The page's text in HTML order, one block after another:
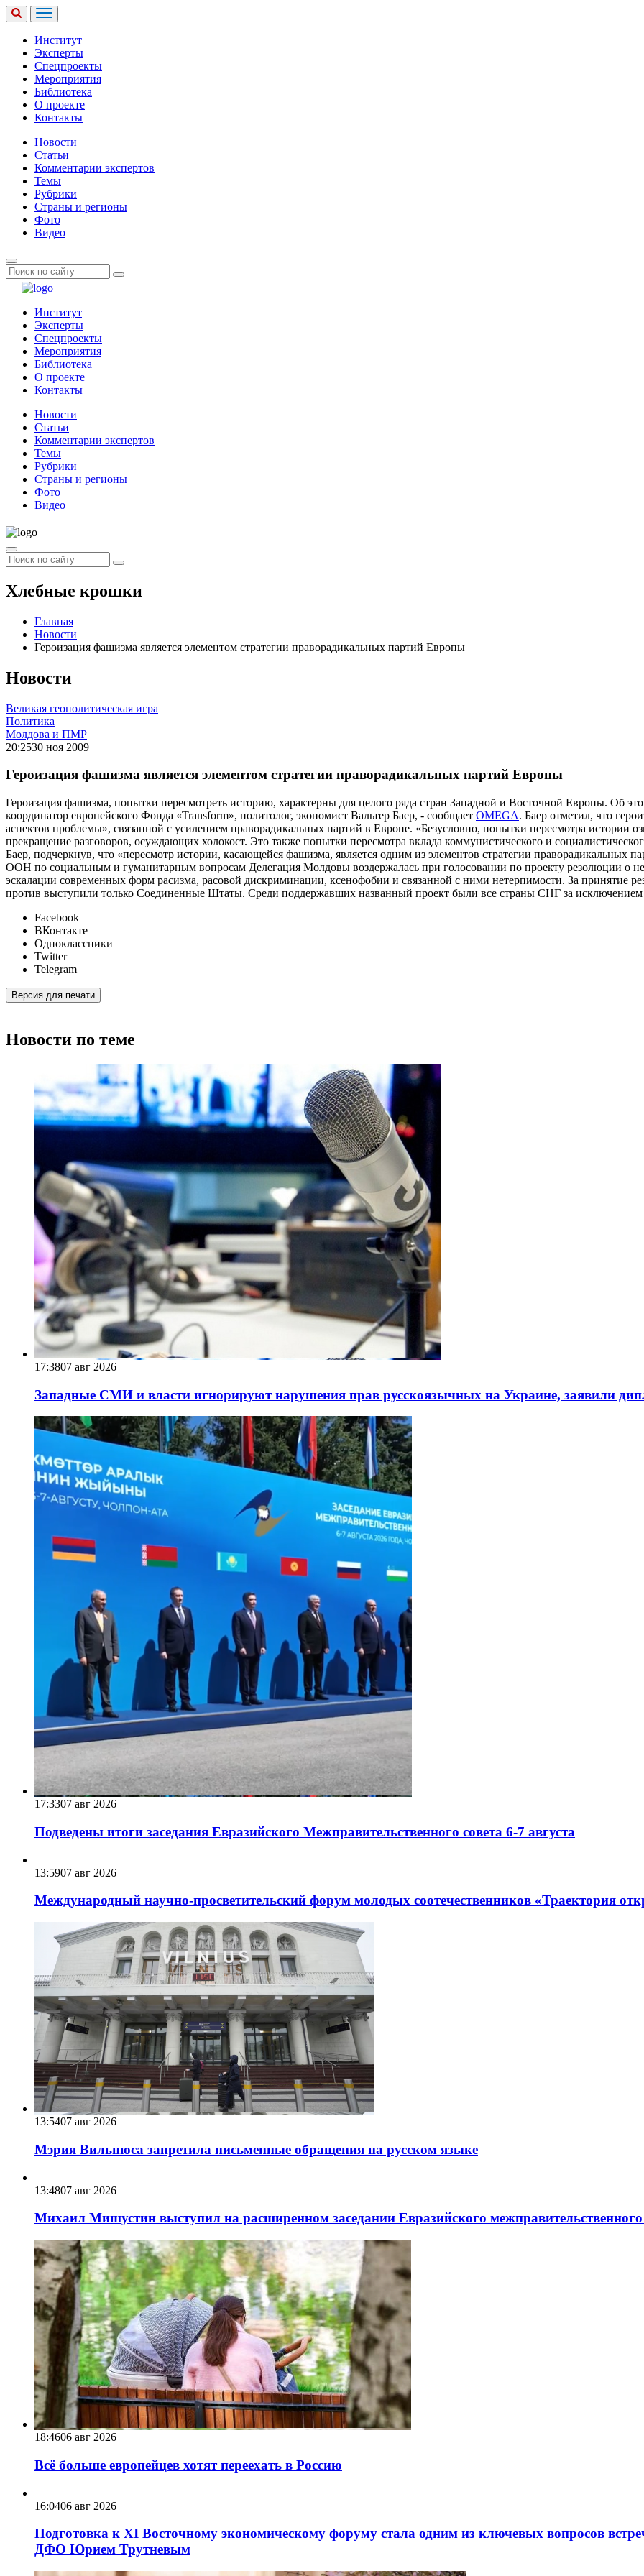
Институт
Эксперты
Спецпроекты
Мероприятия
Библиотека
О проекте
Контакты
Новости
Статьи
Комментарии экспертов
Темы
Рубрики
Страны и регионы
Фото
Видео
Институт
Эксперты
Спецпроекты
Мероприятия
Библиотека
О проекте
Контакты
Новости
Статьи
Комментарии экспертов
Темы
Рубрики
Страны и регионы
Фото
Видео
Хлебные крошки
Главная
Новости
Героизация фашизма является элементом стратегии праворадикальных партий Европы
Новости
Великая геополитическая игра
Политика
Молдова и ПМР
20:2530 ноя 2009
Героизация фашизма является элементом стратегии праворадикальных партий Европы
Героизация фашизма, попытки пересмотреть историю, характерны для целого ряда стран Западной и Восточной Европы. Об
координатор европейского Фонда «Transform», политолог, экономист Вальтер Баер, - сообщает OMEGA. Баер отметил, что
аспектов проблемы», связанной с усилением праворадикальных партий в Европе. «Безусловно, попытки пересмотра истории
прекращение разговоров, осуждающих холокост. Это также попытки пересмотра вклада коммунистического и
Баер, подчеркнув, что «пересмотр истории, касающейся фашизма, является одним из элементов стратегии праворадикальных
ООН по социальным и гуманитарным вопросам Делегация Молдовы воздержалась при голосовании по проекту резолюции о
эскалации современных форм расизма, расовой дискриминации, ксенофобии и связанной с ними нетерпимости. За принятие
против выступили только Соединенные Штаты. Среди поддержавших названный проект были все страны СНГ за
Facebook
ВКонтакте
Одноклассники
Twitter
Telegram
Версия для печати
Новости по теме
17:3807 авг 2026
Западные СМИ и власти игнорируют нарушения прав русскоязычных на Украине, заявили
17:3307 авг 2026
Подведены итоги заседания Евразийского Межправительственного совета 6-7 августа
13:5907 авг 2026
Международный научно-просветительский форум молодых соотечественников «Траектория
13:5407 авг 2026
Мэрия Вильнюса запретила письменные обращения на русском языке
13:4807 авг 2026
Михаил Мишустин выступил на расширенном заседании Евразийского
18:4606 авг 2026
Всё больше европейцев хотят переехать в Россию
16:0406 авг 2026
Подготовка к XI Восточному экономическому форуму стала одним из ключевых вопросов
ДФО Юрием Трутневым